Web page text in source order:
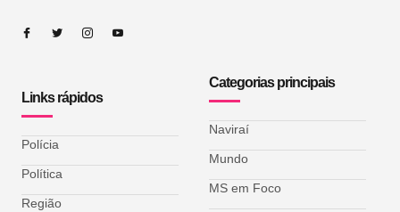
Links rápidos
Polícia
Política
Região
Categorias principais
Naviraí
Mundo
MS em Foco